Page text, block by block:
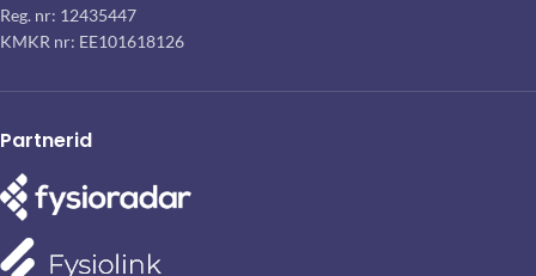
Reg. nr: 12435447
KMKR nr: EE101618126
Partnerid